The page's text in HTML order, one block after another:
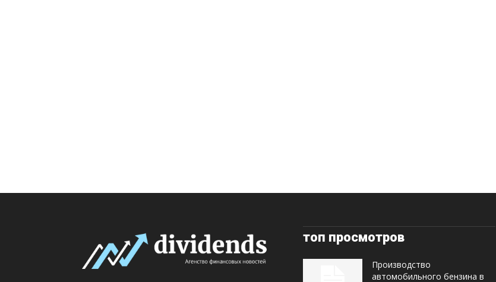
топ просмотров
Производство
автомобильного бензина в